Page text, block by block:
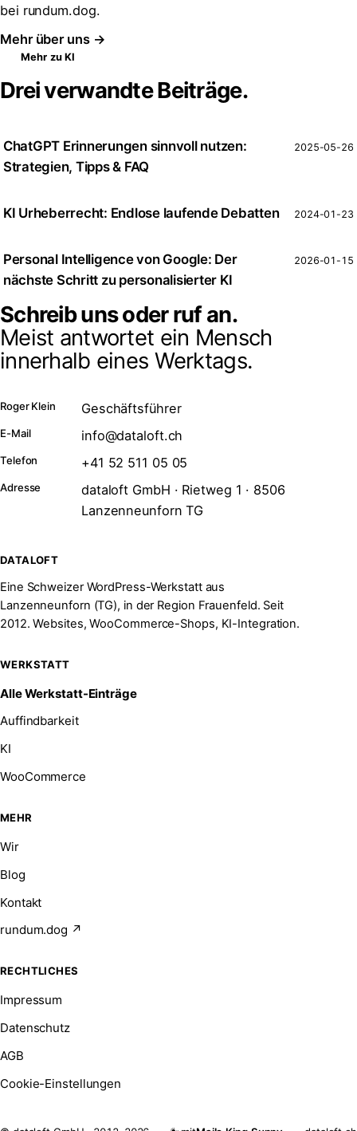
bei rundum.dog.
Mehr über uns →
Mehr zu KI
Drei verwandte Beiträge.
ChatGPT Erinnerungen sinnvoll nutzen:
Strategien, Tipps & FAQ
2025-05-26
KI Urheberrecht: Endlose laufende Debatten 2024-01-23
Personal Intelligence von Google: Der
nächste Schritt zu personalisierter KI
2026-01-15
Schreib uns oder ruf an.
Meist antwortet ein Mensch
innerhalb eines Werktags.
Roger Klein Geschäftsführer
E-Mail info@dataloft.ch
Telefon +41 52 511 05 05
Adresse
dataloft GmbH · Rietweg 1 · 8506
Lanzenneunforn TG
DATALOFT
Eine Schweizer WordPress-Werkstatt aus
Lanzenneunforn (TG), in der Region Frauenfeld. Seit
2012. Websites, WooCommerce-Shops, KI-Integration.
WERKSTATT
Alle Werkstatt-Einträge
Auffindbarkeit
KI
WooCommerce
MEHR
Wir
Blog
Kontakt
rundum.dog ↗
RECHTLICHES
Impressum
Datenschutz
AGB
Cookie-Einstellungen